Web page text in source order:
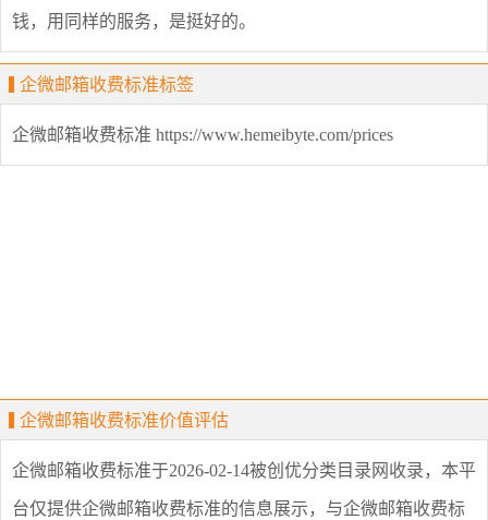
钱，用同样的服务，是挺好的。
企微邮箱收费标准标签
企微邮箱收费标准 https://www.hemeibyte.com/prices
企微邮箱收费标准价值评估
企微邮箱收费标准于2026-02-14被创优分类目录网收录，本平
台仅提供企微邮箱收费标准的信息展示，与企微邮箱收费标